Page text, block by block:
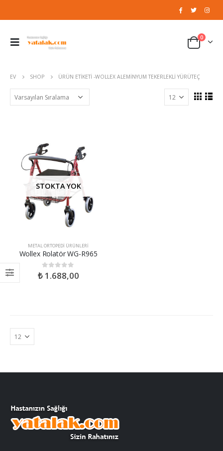
0
EV SHOP ÜRÜN ETIKETI -WOLLEX ALEMINYUM TEKERLEKLI YÜRÜTEÇ
STOKTA YOK
METAL ORTOPEDI ÜRÜNLERI
Wollex Rolatör WG-R965
out of 5
₺1.688,00